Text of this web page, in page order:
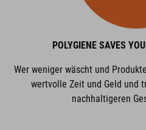
POLYGIENE SAVES
Wer weniger wäscht und
wertvolle Zeit und Geld und
nachhaltigeren